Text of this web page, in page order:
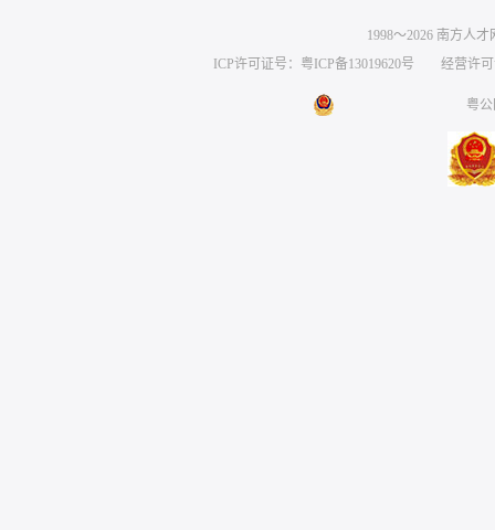
1998～2026 南方人才
ICP许可证号：粤ICP备13019620号 经营许可
粤公